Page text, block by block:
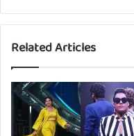
Related Articles